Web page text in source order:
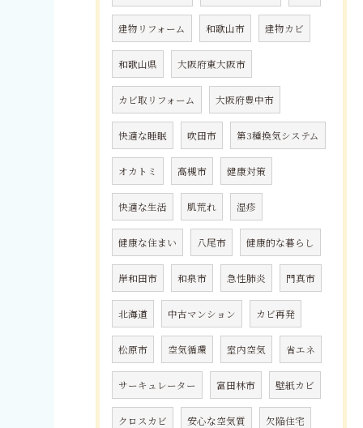
建物リフォーム 和歌山市 建物カビ
和歌山県 大阪府東大阪市
カビ取リフォーム 大阪府豊中市
快適な睡眠 吹田市 第3種換気システム
オカトミ 高槻市 健康対策
快適な生活 肌荒れ 湿疹
健康な住まい 八尾市 健康的な暮らし
岸和田市 和泉市 急性肺炎 門真市
北海道 中古マンション カビ再発
松原市 空気循環 室内空気 省エネ
サーキュレーター 富田林市 壁紙カビ
クロスカビ 安心な空気質 欠陥住宅